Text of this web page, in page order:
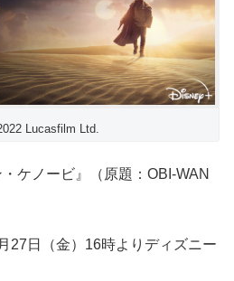
Lucasfilm Ltd.
ケノービ』（原題：OBI-WAN
27日（金）16時よりディズニー